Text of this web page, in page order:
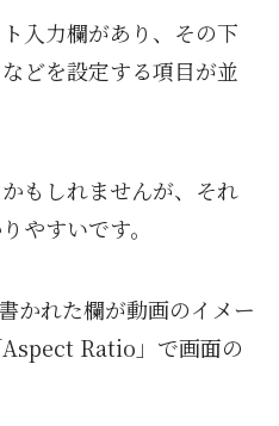
入力欄があり、その下
どを設定する項目が並
もしれませんが、それ
やすいです。
かれた欄が動画のイメー
Ratio」で画面の